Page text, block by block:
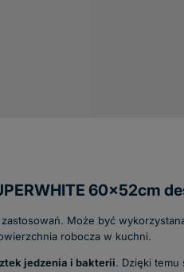
60x52cm
Może być
robocza w kuchni.
jedzenia i bakterii. Dzięki temu